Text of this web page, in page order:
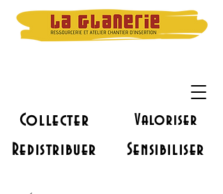
Collecter Valoriser
Redistribuer Sensibiliser